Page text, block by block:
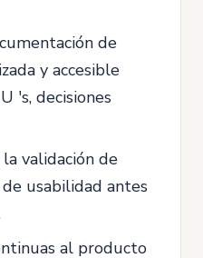
de
y accesible
's, decisiones
validación de
usabilidad antes
al producto